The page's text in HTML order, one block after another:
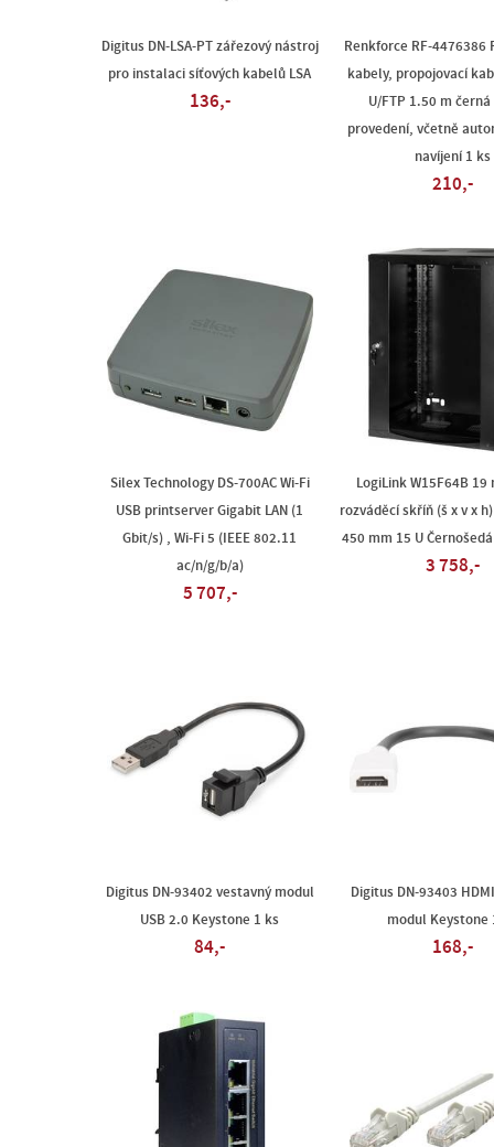
Digitus DN-LSA-PT zářezový nástroj
pro instalaci síťových kabelů LSA
136,-
Renkforce RF-4476386
kabely, propojovací
U/FTP 1.50 m
provedení, včetně
navíjení 1 ks
210,-
Silex Technology DS-700AC Wi-Fi
USB printserver Gigabit LAN (1
Gbit/s) , Wi-Fi 5 (IEEE 802.11
ac/n/g/b/a)
5 707,-
LogiLink W15F64B 19
rozváděcí skříň (š x v x
450 mm 15 U
3 758,-
Digitus DN-93402 vestavný modul
USB 2.0 Keystone 1 ks
84,-
Digitus DN-93403
modul Keystone
168,-